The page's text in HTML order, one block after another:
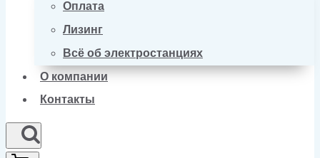
Оплата
Лизинг
Всё об электростанциях
О компании
Контакты